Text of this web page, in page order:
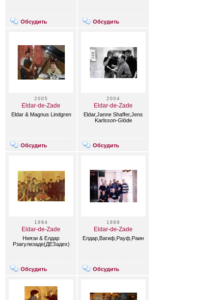
Обсудить Обсудить
2005
Eldar-de-Zade
Eldar & Magnus Lindgren
Обсудить
2004
Eldar-de-Zade
Eldar,Janne Shaffer,Jens
Karlsson-Glöde
Обсудить
1984
Eldar-de-Zade
Ниязи & Елдар
Рзагулизаде(ДЕЗадеx)
Обсудить
1998
Eldar-de-Zade
Елдар,Вагиф,Рауф,Раин,Куртис,Боббы,Евелин..
Обсудить